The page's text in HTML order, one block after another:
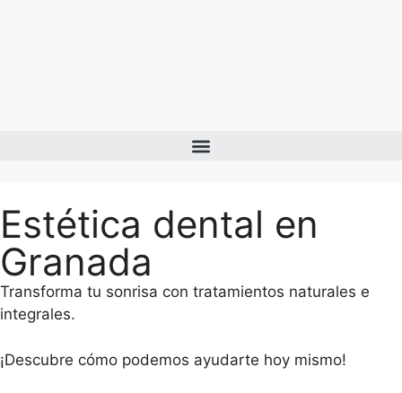
Estética dental en
Granada
Transforma tu sonrisa con tratamientos naturales e
integrales.
¡Descubre cómo podemos ayudarte hoy mismo!